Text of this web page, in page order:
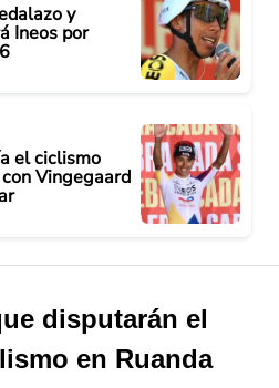
y
Ineos por
el ciclismo
Vingegaard
disputarán el
en Ruanda